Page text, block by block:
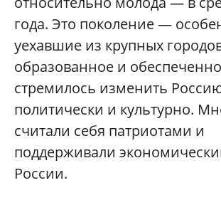
года. Это поколение —
уехавшие из крупных
образованное и
стремилось изменить
политически и культурно.
считали себя патриотами и
поддерживали
России.